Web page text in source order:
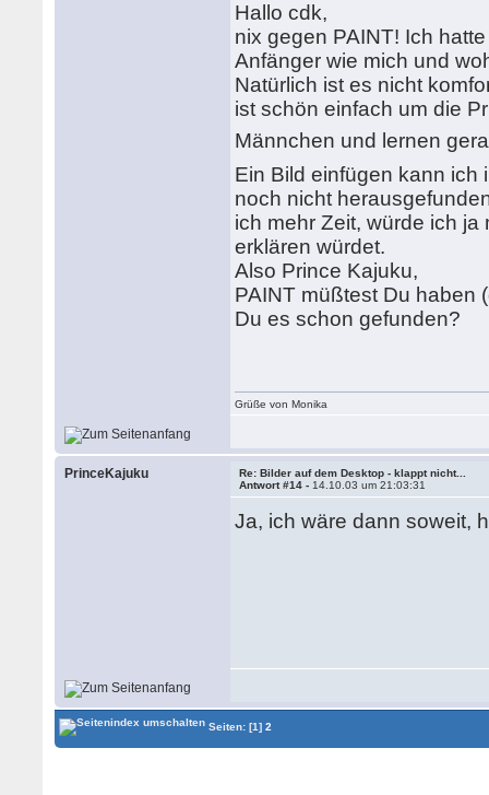
Hallo cdk,
nix gegen PAINT! Ich
Anfänger wie mich und
Natürlich ist es nicht
ist schön einfach um die
Männchen und lernen
Ein Bild einfügen kann ich
noch nicht
ich mehr Zeit, würde ich
erklären würdet.
Also Prince Kajuku,
PAINT müßtest Du haben
Du es schon gefunden?
Grüße von Monika
PrinceKajuku
Re: Bilder auf dem Desktop - klappt nicht...
Antwort #14 - 14.10.03 um 21:03:31
Ja, ich wäre dann soweit,
Seiten:[1] 2